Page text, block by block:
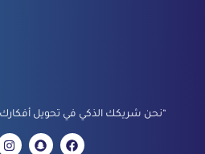
“نحن شريكك الذكي في تحويل أفكارك